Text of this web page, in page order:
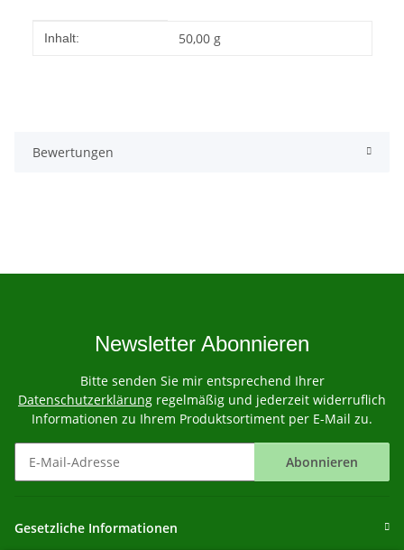
Produkteigenschaft
Wert
Inhalt: 50,00 g
Bewertungen
Newsletter Abonnieren
Bitte senden Sie mir entsprechend Ihrer
Datenschutzerklärung regelmäßig und jederzeit widerruflich
Informationen zu Ihrem Produktsortiment per E-Mail zu.
Abonnieren
Gesetzliche Informationen